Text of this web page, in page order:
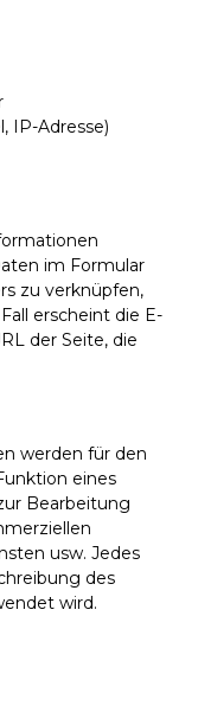
IP-Adresse)
im Formular
zu verknüpfen,
erscheint die E-
der Seite, die
werden für den
eines
Bearbeitung
usw. Jedes
des
wird.